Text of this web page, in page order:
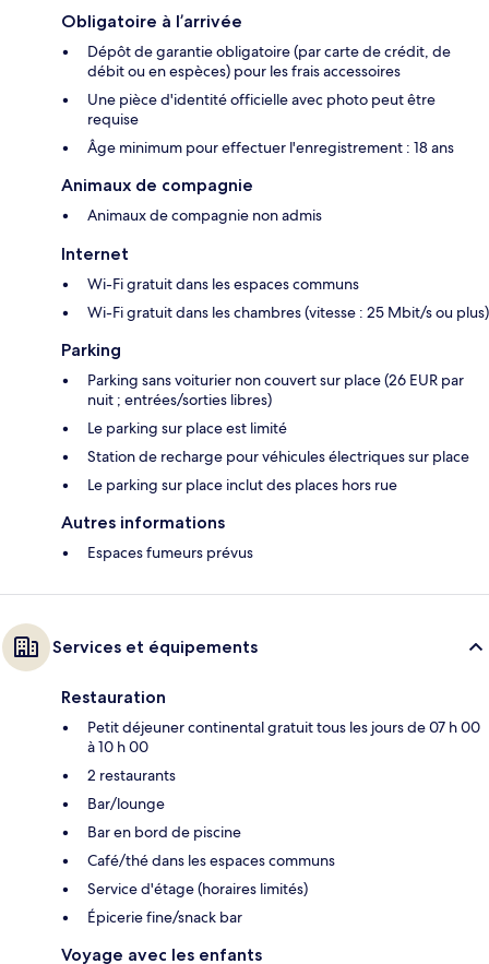
Obligatoire à l’arrivée
Dépôt de garantie obligatoire (par carte de crédit, de
débit ou en espèces) pour les frais accessoires
Une pièce d'identité officielle avec photo peut être
requise
Âge minimum pour effectuer l'enregistrement : 18 ans
Animaux de compagnie
Animaux de compagnie non admis
Internet
Wi-Fi gratuit dans les espaces communs
Wi-Fi gratuit dans les chambres (vitesse : 25 Mbit/s ou plus)
Parking
Parking sans voiturier non couvert sur place (26 EUR par
nuit ; entrées/sorties libres)
Le parking sur place est limité
Station de recharge pour véhicules électriques sur place
Le parking sur place inclut des places hors rue
Autres informations
Espaces fumeurs prévus
Services et équipements
Restauration
Petit déjeuner continental gratuit tous les jours de 07 h 00
à 10 h 00
2 restaurants
Bar/lounge
Bar en bord de piscine
Café/thé dans les espaces communs
Service d'étage (horaires limités)
Épicerie fine/snack bar
Voyage avec les enfants